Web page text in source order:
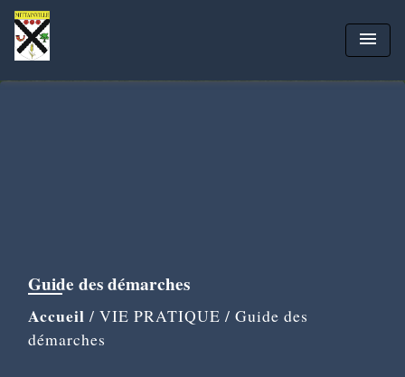
menu
Guide des démarches
Accueil / VIE PRATIQUE / Guide des
démarches